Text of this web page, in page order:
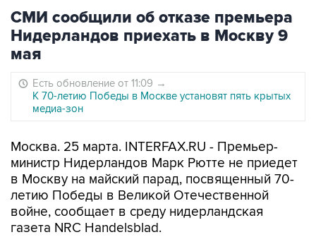
СМИ сообщили об отказе премьера
Нидерландов приехать в Москву 9
мая
Есть обновление от 11:09 →
К 70-летию Победы в Москве установят пять крытых
медиа-зон
Москва. 25 марта. INTERFAX.RU - Премьер-
министр Нидерландов Марк Рютте не приедет
в Москву на майский парад, посвященный 70-
летию Победы в Великой Отечественной
войне, сообщает в среду нидерландская
газета NRC Handelsblad.